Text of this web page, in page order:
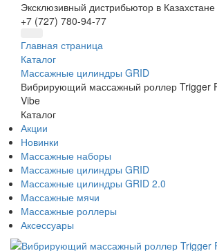
Эксклюзивный дистрибьютор в Казахстане
+7 (727) 780-94-77
Главная страница
Каталог
Массажные цилиндры GRID
Вибрирующий массажный роллер Trigger
Vibe
Каталог
Акции
Новинки
Массажные наборы
Массажные цилиндры GRID
Массажные цилиндры GRID 2.0
Массажные мячи
Массажные роллеры
Аксессуары